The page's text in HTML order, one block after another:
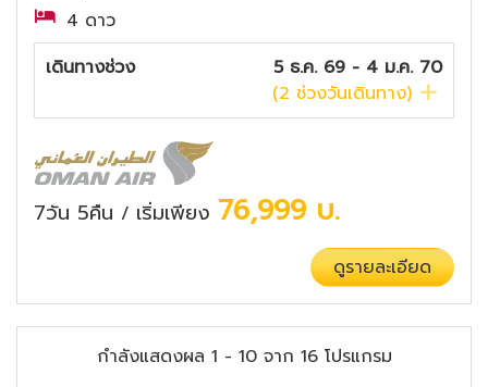
4 ดาว
เดินทางช่วง
5 ธ.ค. 69 - 4 ม.ค. 70
(2 ช่วงวันเดินทาง)
7วัน 5คืน / เริ่มเพียง 76,999 บ.
ดูรายละเอียด
กำลังแสดงผล 1 - 10จาก 16โปรแกรม